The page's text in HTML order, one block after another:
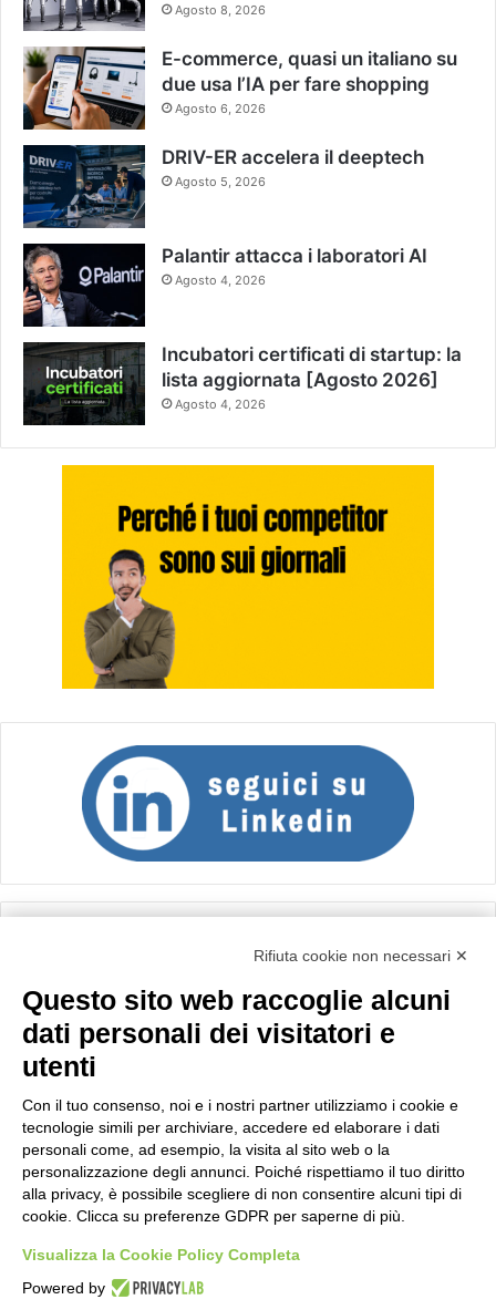
Agosto 8, 2026
E-commerce, quasi un italiano su
due usa l’IA per fare shopping
Agosto 6, 2026
DRIV-ER accelera il deeptech
Agosto 5, 2026
Palantir attacca i laboratori AI
Agosto 4, 2026
Incubatori certificati di startup: la
lista aggiornata [Agosto 2026]
Agosto 4, 2026
Importo netto (€):
Calcola
Scorporo IVA
Rifiuta cookie non necessari ✕
Questo sito web raccoglie alcuni
dati personali dei visitatori e
utenti
Con il tuo consenso, noi e i nostri partner utilizziamo i cookie e
tecnologie simili per archiviare, accedere ed elaborare i dati
personali come, ad esempio, la visita al sito web o la
personalizzazione degli annunci. Poiché rispettiamo il tuo diritto
alla privacy, è possibile scegliere di non consentire alcuni tipi di
cookie. Clicca su preferenze GDPR per saperne di più.
Visualizza la Cookie Policy Completa
Powered by